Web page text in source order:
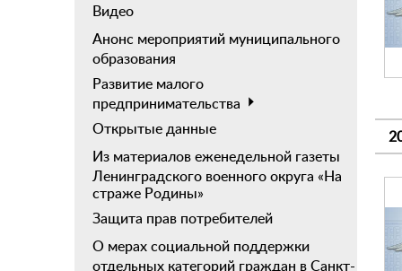
Видео
Анонс мероприятий муниципального
образования
Развитие малого
предпринимательства
Открытые данные
Из материалов еженедельной газеты
Ленинградского военного округа «На
страже Родины»
Защита прав потребителей
О мерах социальной поддержки
отдельных категорий граждан в Санкт-